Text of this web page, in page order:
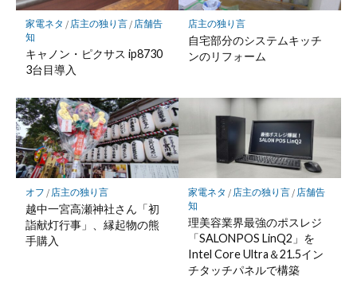
家電ネタ / 店主の独り言/ 店舗告
知
キャノン・ピクサス ip8730
3台目導入
店主の独り言
自宅部分のシステムキッチ
ンのリフォーム
オフ / 店主の独り言
越中一宮高瀬神社さん「初
詣献灯行事」、縁起物の熊
手購入
家電ネタ / 店主の独り言/ 店舗告
知
理美容業界最強のポスレジ
「SALONPOS LinQ2」を
Intel Core Ultra＆21.5イン
チタッチパネルで構築